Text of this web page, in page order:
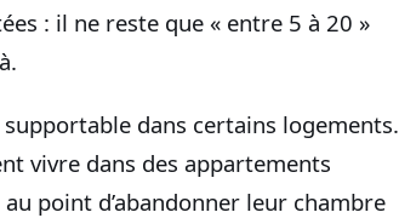
: il ne reste que « entre 5 à 20 »
dans certains logements.
vivre dans des appartements
point d’abandonner leur chambre